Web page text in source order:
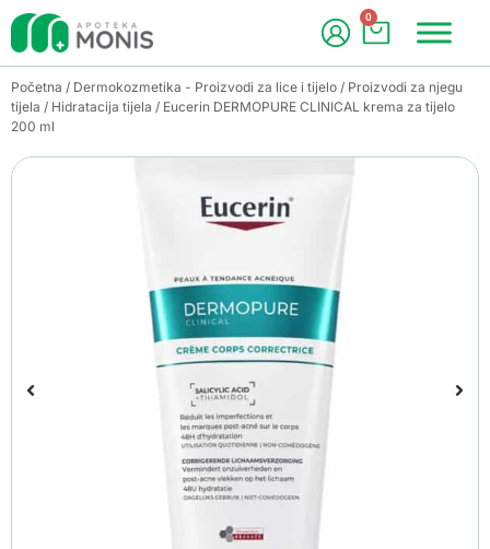
0
Početna / Dermokozmetika - Proizvodi za lice i tijelo / Proizvodi za njegu
tijela / Hidratacija tijela / Eucerin DERMOPURE CLINICAL krema za tijelo
200 ml